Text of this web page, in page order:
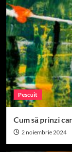
Pescuit
Cum să prinzi
2 noiembrie 2024